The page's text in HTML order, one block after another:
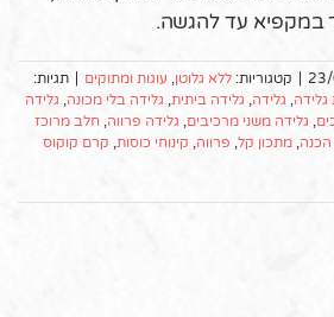
במקפיא עד להגשה.
| קטגוריות: ללא גלוטן עוגות ומתוקים | תגיות:
גלידה גלידה גלידה ביתית גלידה בלי מכונה גלידה
גלידה משני מרכיבים גלידה פרווה חלב מרוכז
מתכון קל פרווה קינוחי כוסות קרם קוקוס